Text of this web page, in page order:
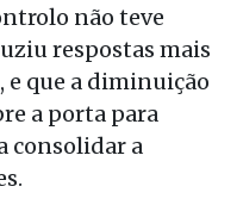
não teve
respostas mais
e que a diminuição
a porta para
consolidar a